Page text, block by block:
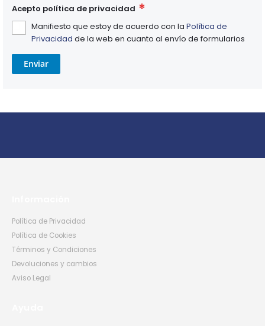
Acepto política de privacidad
Manifiesto que estoy de acuerdo con la Política de
Privacidad de la web en cuanto al envío de formularios
Enviar
Política de Privacidad
Política de Cookies
Términos y Condiciones
Devoluciones y cambios
Aviso Legal